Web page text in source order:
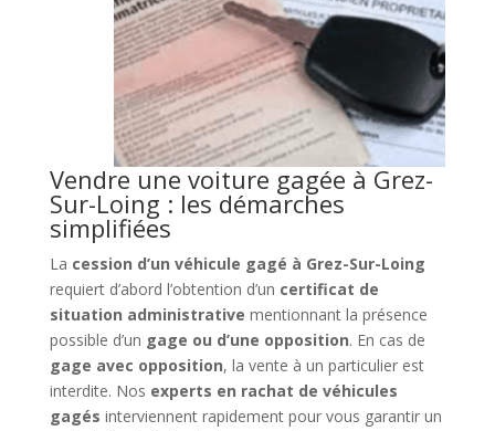
Vendre une voiture gagée à Grez-
Sur-Loing : les démarches
simplifiées
La cession d’un véhicule gagé à Grez-Sur-Loing
requiert d’abord l’obtention d’un certificat de
situation administrative mentionnant la présence
possible d’un gage ou d’une opposition. En cas de
gage avec opposition, la vente à un particulier est
interdite. Nos experts en rachat de véhicules
gagés interviennent rapidement pour vous garantir un